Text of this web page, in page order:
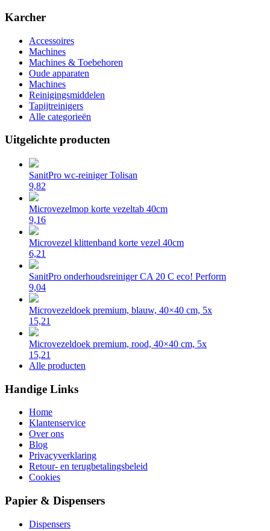
Karcher
Accessoires
Machines
Machines & Toebehoren
Oude apparaten
Machines
Reinigingsmiddelen
Tapijtreinigers
Alle categorieën
Uitgelichte producten
SanitPro wc-reiniger Tolisan
9,82
Microvezelmop korte vezeltab 40cm
9,16
Microvezel klittenband korte vezel 40cm
6,21
SanitPro onderhoudsreiniger CA 20 C eco! Perform
9,04
Microvezeldoek premium, blauw, 40×40 cm, 5x
15,21
Microvezeldoek premium, rood, 40×40 cm, 5x
15,21
Alle producten
Handige Links
Home
Klantenservice
Over ons
Blog
Privacyverklaring
Retour- en terugbetalingsbeleid
Cookies
Papier & Dispensers
Dispensers